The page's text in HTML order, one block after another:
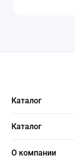
Каталог
Каталог
О компании